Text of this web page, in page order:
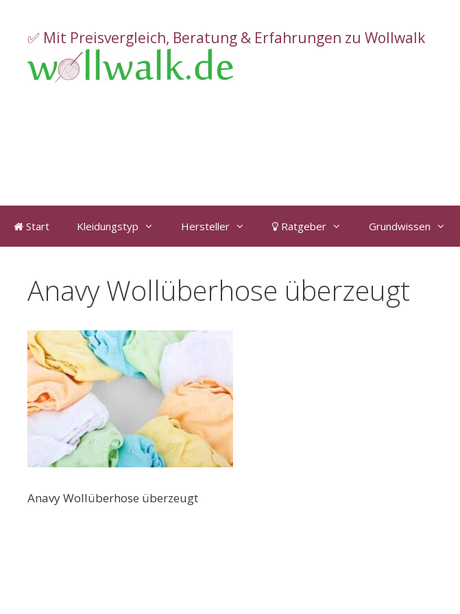
springen✅ Mit Preisvergleich, Beratung & Erfahrungen zu Wollwalk
Start Kleidungstyp Hersteller Ratgeber Grundwissen
Anavy Wollüberhose überzeugt
Anavy Wollüberhose überzeugt